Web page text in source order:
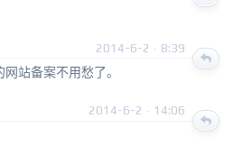
2014-6-2 · 8:39
站备案不用愁了。
2014-6-2 · 14:06